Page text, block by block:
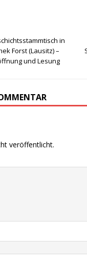
in
Forst (Lausitz) –
und Lesung
veröffentlicht.